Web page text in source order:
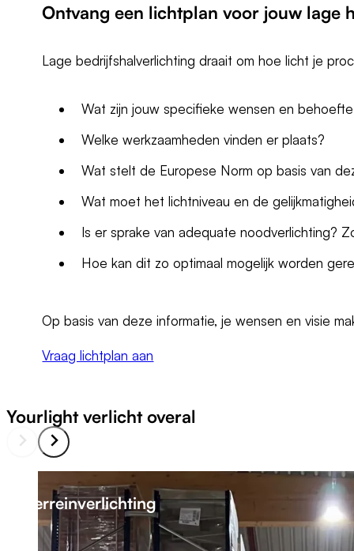
Ontvang een lichtplan voor jouw lage
Lage bedrijfshalverlichting draait om hoe licht je
Wat zijn jouw specifieke wensen en
Welke werkzaamheden vinden er plaats?
Wat stelt de Europese Norm op basis van
Wat moet het lichtniveau en de
Is er sprake van adequate noodverlichting?
Hoe kan dit zo optimaal mogelijk worden
Op basis van deze informatie, je wensen en visie
Vraag lichtplan aan
Yourlight verlicht overal
Terreinverlichting